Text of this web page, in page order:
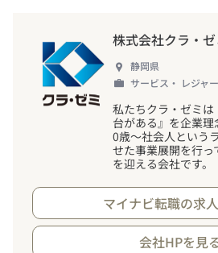
株式会社クラ・ゼ
静岡県
サービス・ レジャー
私たちクラ・ゼミ
台がある』を企業
0歳～社会人という
せた事業展開を行
を迎える会社です。
マイナビ転職の求
会社HPを見